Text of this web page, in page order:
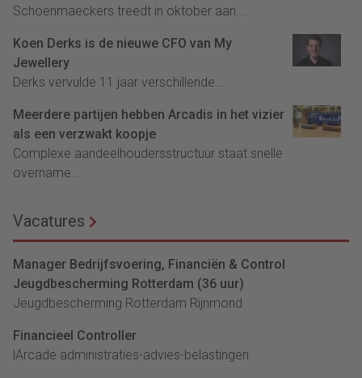
Schoenmaeckers treedt in oktober aan....
Koen Derks is de nieuwe CFO van My
Jewellery
Derks vervulde 11 jaar verschillende...
Meerdere partijen hebben Arcadis in het vizier
als een verzwakt koopje
Complexe aandeelhoudersstructuur staat snelle
overname...
Vacatures
Manager Bedrijfsvoering, Financiën & Control
Jeugdbescherming Rotterdam (36 uur)
Jeugdbescherming Rotterdam Rijnmond
Financieel Controller
lArcade administraties-advies-belastingen